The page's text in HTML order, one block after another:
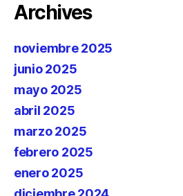
Archives
noviembre 2025
junio 2025
mayo 2025
abril 2025
marzo 2025
febrero 2025
enero 2025